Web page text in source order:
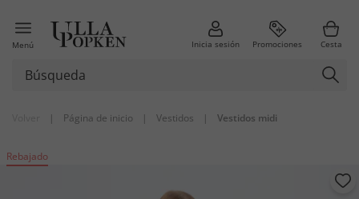
Menú Inicia sesión Promociones Cesta
| Página de inicio | Vestidos | Vestidos midi
Rebajado